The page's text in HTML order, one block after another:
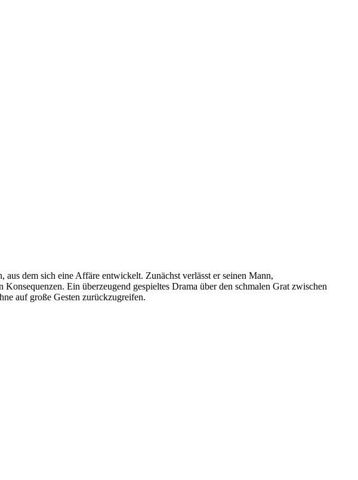
dem sich eine Affäre entwickelt. Zunächst verlässt er seinen Mann,
Ein überzeugend gespieltes Drama über den schmalen Grat zwischen
auf große Gesten zurückzugreifen.